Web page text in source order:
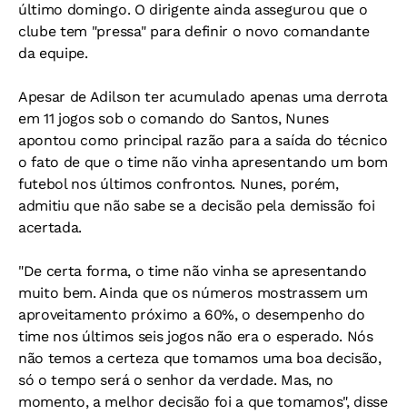
último domingo. O dirigente ainda assegurou que o
clube tem "pressa" para definir o novo comandante
da equipe.
Apesar de Adilson ter acumulado apenas uma derrota
em 11 jogos sob o comando do Santos, Nunes
apontou como principal razão para a saída do técnico
o fato de que o time não vinha apresentando um bom
futebol nos últimos confrontos. Nunes, porém,
admitiu que não sabe se a decisão pela demissão foi
acertada.
"De certa forma, o time não vinha se apresentando
muito bem. Ainda que os números mostrassem um
aproveitamento próximo a 60%, o desempenho do
time nos últimos seis jogos não era o esperado. Nós
não temos a certeza que tomamos uma boa decisão,
só o tempo será o senhor da verdade. Mas, no
momento, a melhor decisão foi a que tomamos", disse